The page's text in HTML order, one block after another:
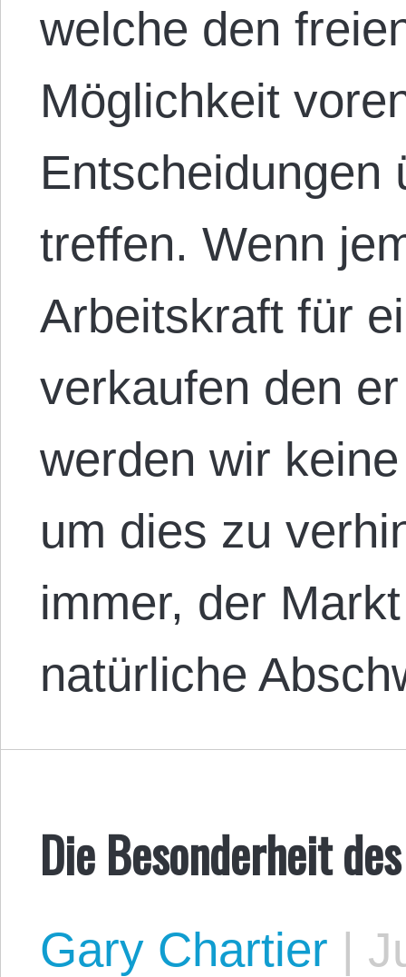
welche den
Möglichkeit
Entscheidungen
treffen. Wenn
Arbeitskraft für
verkaufen den
werden wir
um dies zu
immer, der
natürliche
Die Besonderheit
Gary Chartier |